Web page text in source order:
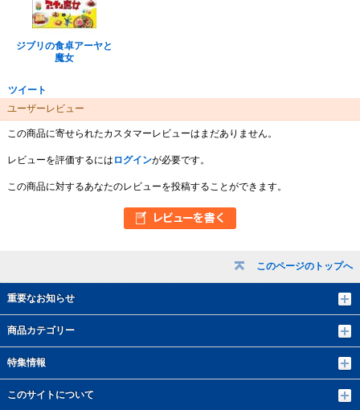
このページのトップへ
重要なお知らせ
商品カテゴリー
特集情報
このサイトについて
ジブリの食卓アーヤと
魔女
ツイート
ユーザーレビュー
この商品に寄せられたカスタマーレビューはまだありません。
レビューを評価するには ログインが必要です。
この商品に対するあなたのレビューを投稿することができます。